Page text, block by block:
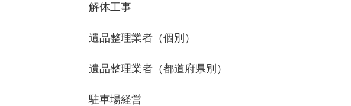
解体工事
遺品整理業者（個別）
遺品整理業者（都道府県別）
駐車場経営